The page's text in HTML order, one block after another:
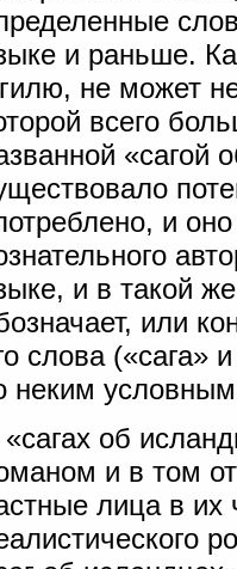
и раньше.
не может
всего
«сагой
и
и в такой
или
слова («сага»
неким
об
и в том
лица в их